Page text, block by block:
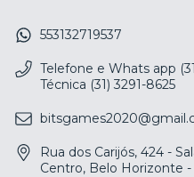
553132719537
Telefone e Whats app
Técnica (31) 3291-8625
Rua dos Carijós, 424 -
Centro, Belo Horizonte